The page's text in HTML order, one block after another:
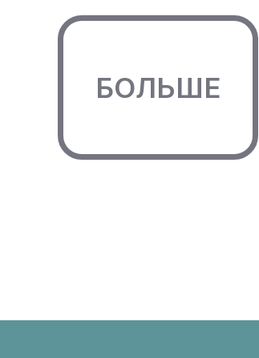
БОЛЬШЕ